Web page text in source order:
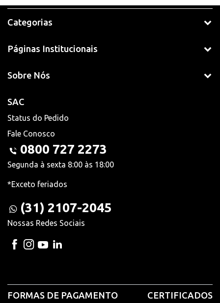
Categorias
Páginas Institucionais
Sobre Nós
SAC
Status do Pedido
Fale Conosco
0800 727 2273
Segunda à sexta 8:00 às 18:00
*Exceto feriados
(31) 2107-2045
Nossas Redes Sociais
FORMAS DE PAGAMENTO CERTIFICADOS